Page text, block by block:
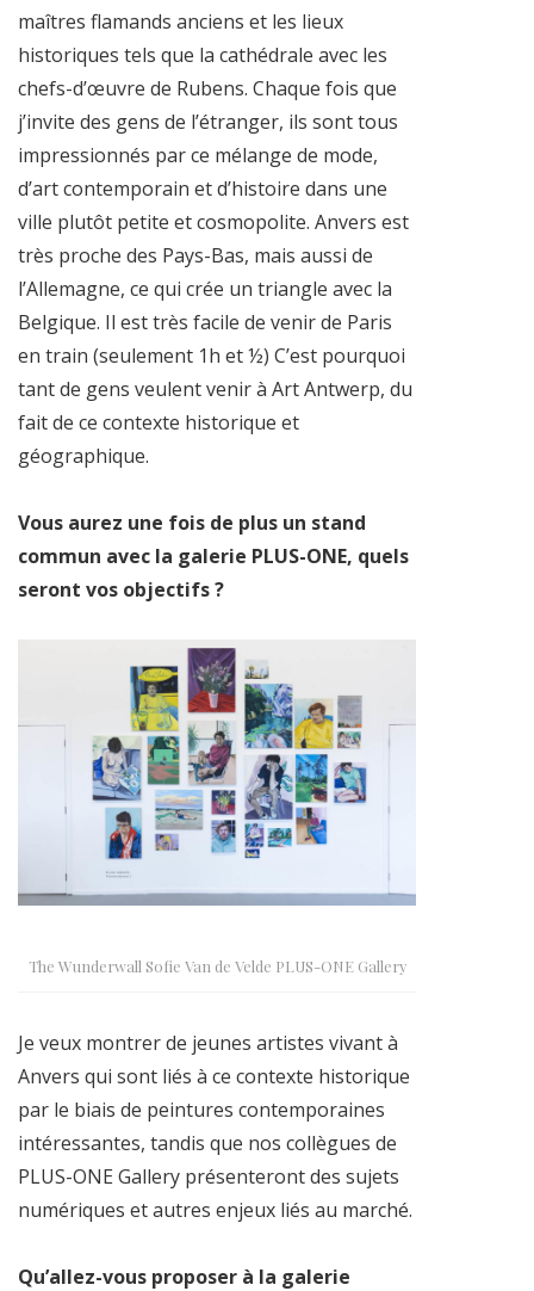
maîtres flamands anciens et les lieux
historiques tels que la cathédrale avec les
chefs-d’œuvre de Rubens. Chaque fois que
j’invite des gens de l’étranger, ils sont tous
impressionnés par ce mélange de mode,
d’art contemporain et d’histoire dans une
ville plutôt petite et cosmopolite. Anvers est
très proche des Pays-Bas, mais aussi de
l’Allemagne, ce qui crée un triangle avec la
Belgique. Il est très facile de venir de Paris
en train (seulement 1h et ½) C’est pourquoi
tant de gens veulent venir à Art Antwerp, du
fait de ce contexte historique et
géographique.
Vous aurez une fois de plus un stand
commun avec la galerie PLUS-ONE, quels
seront vos objectifs ?
The Wunderwall Sofie Van de Velde PLUS-ONE Gallery
Je veux montrer de jeunes artistes vivant à
Anvers qui sont liés à ce contexte historique
par le biais de peintures contemporaines
intéressantes, tandis que nos collègues de
PLUS-ONE Gallery présenteront des sujets
numériques et autres enjeux liés au marché.
Qu’allez-vous proposer à la galerie